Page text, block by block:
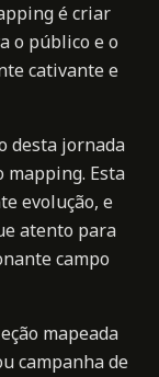
é criar
o público e o
cativante e
desta jornada
mapping. Esta
evolução, e
atento para
campo
mapeada
campanha de